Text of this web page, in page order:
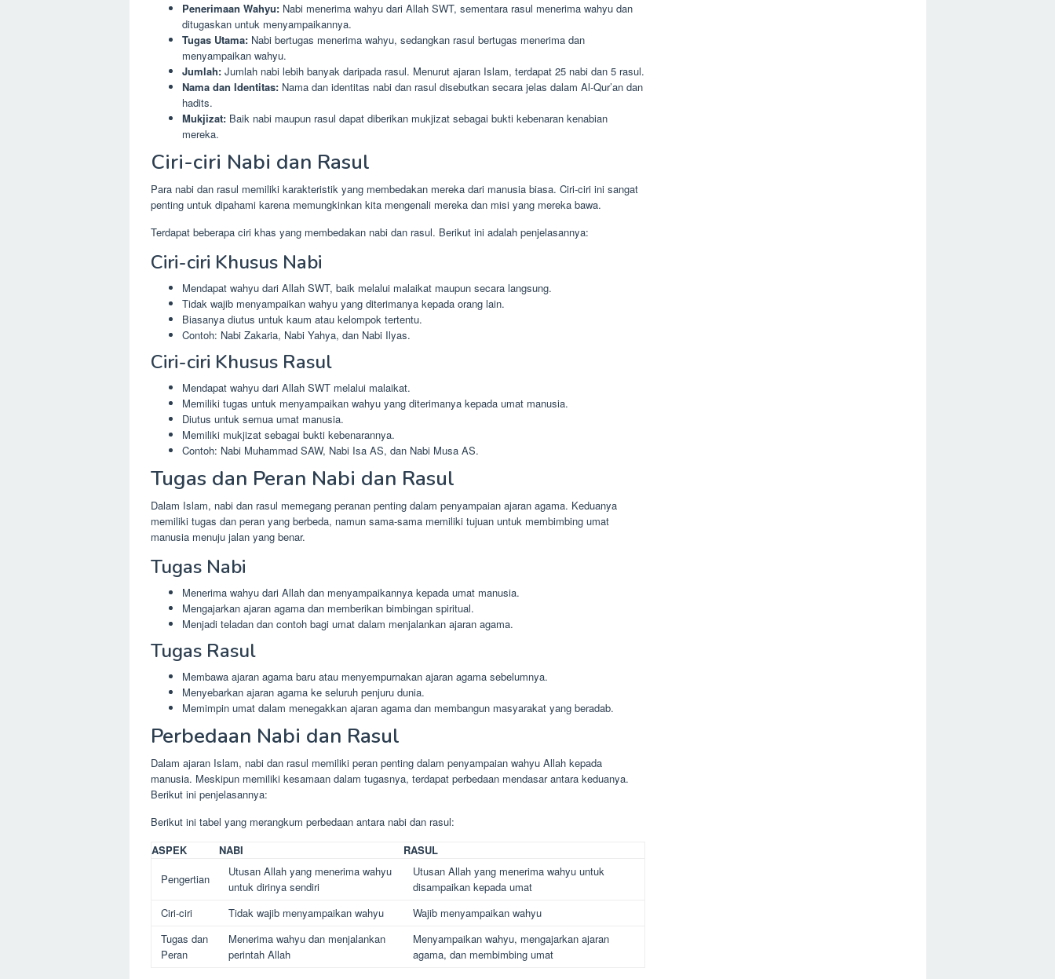
Penerimaan Wahyu: Nabi menerima wahyu dari Allah SWT, sementara rasul menerima wahyu dan
ditugaskan untuk menyampaikannya.
Tugas Utama: Nabi bertugas menerima wahyu, sedangkan rasul bertugas menerima dan
menyampaikan wahyu.
Jumlah: Jumlah nabi lebih banyak daripada rasul. Menurut ajaran Islam, terdapat 25 nabi dan 5 rasul.
Nama dan Identitas: Nama dan identitas nabi dan rasul disebutkan secara jelas dalam Al-Qur’an dan
hadits.
Mukjizat: Baik nabi maupun rasul dapat diberikan mukjizat sebagai bukti kebenaran kenabian
mereka.
Ciri-ciri Nabi dan Rasul
Para nabi dan rasul memiliki karakteristik yang membedakan mereka dari manusia biasa. Ciri-ciri ini sangat
penting untuk dipahami karena memungkinkan kita mengenali mereka dan misi yang mereka bawa.
Terdapat beberapa ciri khas yang membedakan nabi dan rasul. Berikut ini adalah penjelasannya:
Ciri-ciri Khusus Nabi
Mendapat wahyu dari Allah SWT, baik melalui malaikat maupun secara langsung.
Tidak wajib menyampaikan wahyu yang diterimanya kepada orang lain.
Biasanya diutus untuk kaum atau kelompok tertentu.
Contoh: Nabi Zakaria, Nabi Yahya, dan Nabi Ilyas.
Ciri-ciri Khusus Rasul
Mendapat wahyu dari Allah SWT melalui malaikat.
Memiliki tugas untuk menyampaikan wahyu yang diterimanya kepada umat manusia.
Diutus untuk semua umat manusia.
Memiliki mukjizat sebagai bukti kebenarannya.
Contoh: Nabi Muhammad SAW, Nabi Isa AS, dan Nabi Musa AS.
Tugas dan Peran Nabi dan Rasul
Dalam Islam, nabi dan rasul memegang peranan penting dalam penyampaian ajaran agama. Keduanya
memiliki tugas dan peran yang berbeda, namun sama-sama memiliki tujuan untuk membimbing umat
manusia menuju jalan yang benar.
Tugas Nabi
Menerima wahyu dari Allah dan menyampaikannya kepada umat manusia.
Mengajarkan ajaran agama dan memberikan bimbingan spiritual.
Menjadi teladan dan contoh bagi umat dalam menjalankan ajaran agama.
Tugas Rasul
Membawa ajaran agama baru atau menyempurnakan ajaran agama sebelumnya.
Menyebarkan ajaran agama ke seluruh penjuru dunia.
Memimpin umat dalam menegakkan ajaran agama dan membangun masyarakat yang beradab.
Perbedaan Nabi dan Rasul
Dalam ajaran Islam, nabi dan rasul memiliki peran penting dalam penyampaian wahyu Allah kepada
manusia. Meskipun memiliki kesamaan dalam tugasnya, terdapat perbedaan mendasar antara keduanya.
Berikut ini penjelasannya:
Berikut ini tabel yang merangkum perbedaan antara nabi dan rasul:
ASPEK
NABI
RASUL
Pengertian
Utusan Allah yang menerima wahyu
untuk dirinya sendiri
Utusan Allah yang menerima wahyu untuk
disampaikan kepada umat
Ciri-ciri
Tidak wajib menyampaikan wahyu
Wajib menyampaikan wahyu
Tugas dan
Peran
Menerima wahyu dan menjalankan
perintah Allah
Menyampaikan wahyu, mengajarkan ajaran
agama, dan membimbing umat